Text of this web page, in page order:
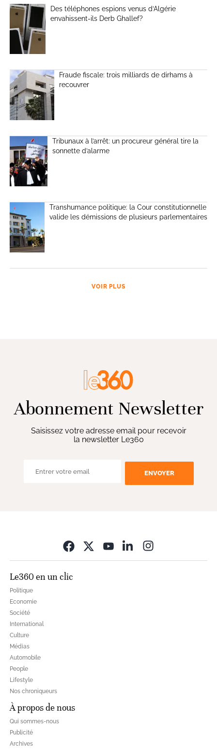
Des téléphones espions venus d’Algérie
envahissent-ils Derb Ghallef?
Fraude fiscale: trois milliards de dirhams à
recouvrer
Tribunaux à l’arrêt: un procureur général tire la
sonnette d’alarme
Transhumance politique: la Cour constitutionnelle
valide les démissions de plusieurs parlementaires
VOIR PLUS
Abonnement Newsletter
Saisissez votre adresse email pour recevoir
la newsletter Le360
ENVOYER
Le360 en un clic
Politique
Economie
Société
International
Culture
Médias
Automobile
People
Lifestyle
Nos chroniqueurs
À propos de nous
Qui sommes-nous
Publicité
Archives